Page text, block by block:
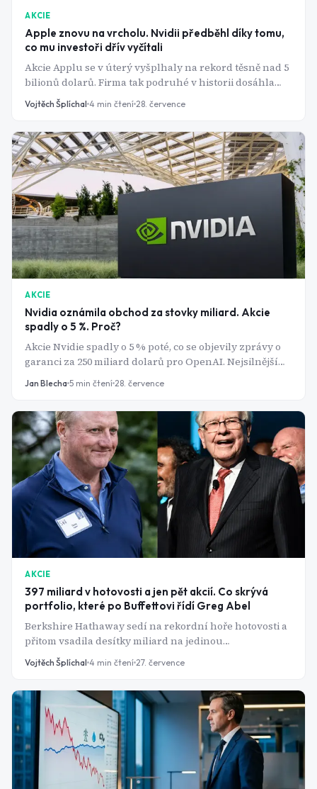
AKCIE
Apple znovu na vrcholu. Nvidii předběhl díky tomu,
co mu investoři dřív vyčítali
Akcie Applu se v úterý vyšplhaly na rekord těsně nad 5
bilionů dolarů. Firma tak podruhé v historii dosáhla
této hranice - a připravila Nvidii o titul nejhodnotnější
společnosti světa.
Vojtěch Šplíchal 4 min čtení 28. července
AKCIE
Nvidia oznámila obchod za stovky miliard. Akcie
spadly o 5 %. Proč?
Akcie Nvidie spadly o 5 % poté, co se objevily zprávy o
garanci za 250 miliard dolarů pro OpenAI. Nejsilnější
Jan Blecha 5 min čtení 28. července
AKCIE
397 miliard v hotovosti a jen pět akcií. Co skrývá
portfolio, které po Buffettovi řídí Greg Abel
Berkshire Hathaway sedí na rekordní hoře hotovosti a
přitom vsadila desítky miliard na jedinou
technologickou firmu. Kdo za tím rozhodnutím
skutečně stojí?
Vojtěch Šplíchal 4 min čtení 27. července